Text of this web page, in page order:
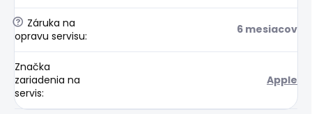
? Záruka na
opravu servisu: 6 mesiacov
Značka
zariadenia na
servis:
Apple